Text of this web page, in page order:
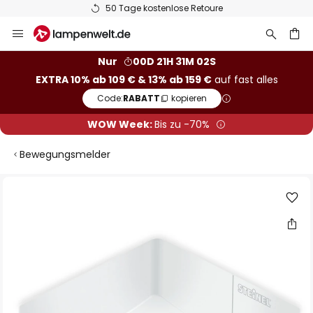
50 Tage kostenlose Retoure
Inhalt
Nur
00D 21H 31M 02S
EXTRA 10% ab 109 € & 13% ab 159 €auf fast alles
Code:RABATT kopieren
WOW Week:Bis zu -70%
Bewegungsmelder